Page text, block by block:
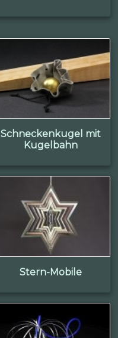
Schneckenkugel mit
Kugelbahn
Stern-Mobile